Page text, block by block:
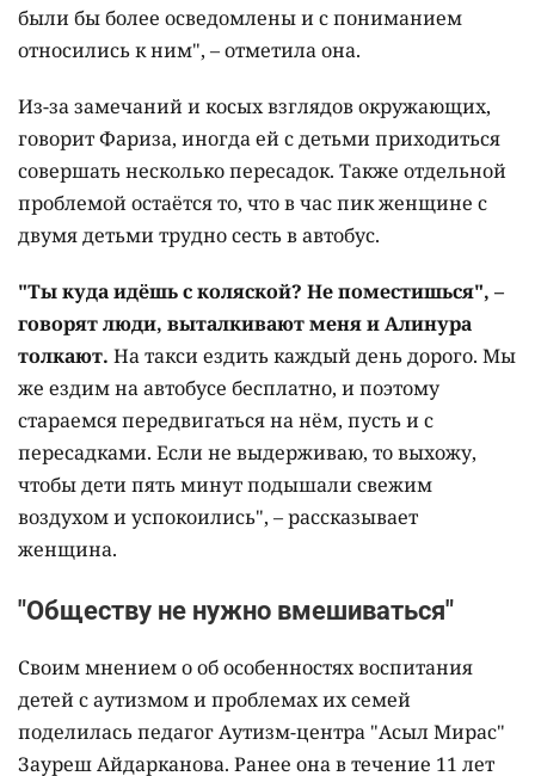
были бы более осведомлены и с пониманием
относились к ним", – отметила она.
Из-за замечаний и косых взглядов окружающих,
говорит Фариза, иногда ей с детьми приходиться
совершать несколько пересадок. Также отдельной
проблемой остаётся то, что в час пик женщине с
двумя детьми трудно сесть в автобус.
"Ты куда идёшь с коляской? Не поместишься", –
говорят люди, выталкивают меня и Алинура
толкают. На такси ездить каждый день дорого. Мы
же ездим на автобусе бесплатно, и поэтому
стараемся передвигаться на нём, пусть и с
пересадками. Если не выдерживаю, то выхожу,
чтобы дети пять минут подышали свежим
воздухом и успокоились", – рассказывает
женщина.
"Обществу не нужно вмешиваться"
Своим мнением о об особенностях воспитания
детей с аутизмом и проблемах их семей
поделилась педагог Аутизм-центра "Асыл Мирас"
Зауреш Айдарканова. Ранее она в течение 11 лет